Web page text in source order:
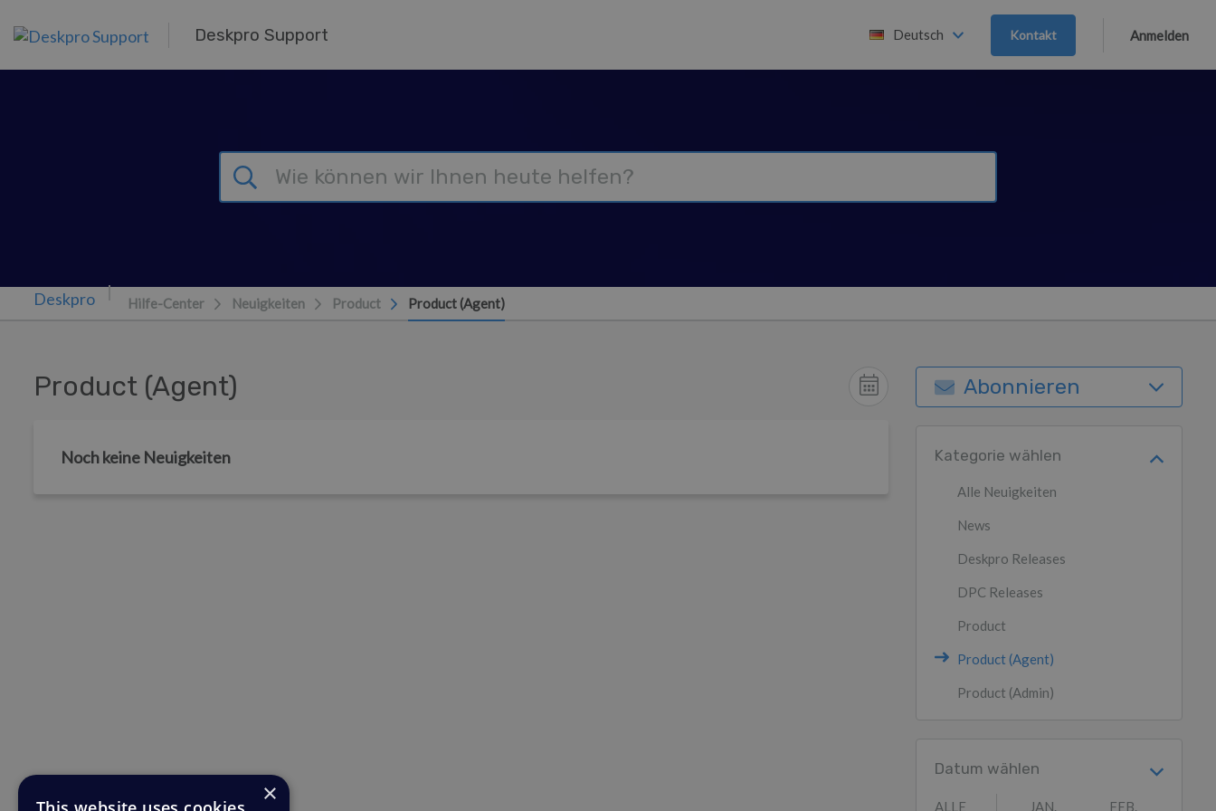
Deskpro Support Deutsch Kontakt Anmelden
Hilfe-Center Neuigkeiten Product Product (Agent)
Product (Agent)
Noch keine Neuigkeiten
Abonnieren
Kategorie wählen
Alle Neuigkeiten
News
Deskpro Releases
DPC Releases
Product
Product (Agent)
Product (Admin)
Datum wählen
ALLE JAN. FEB.
×